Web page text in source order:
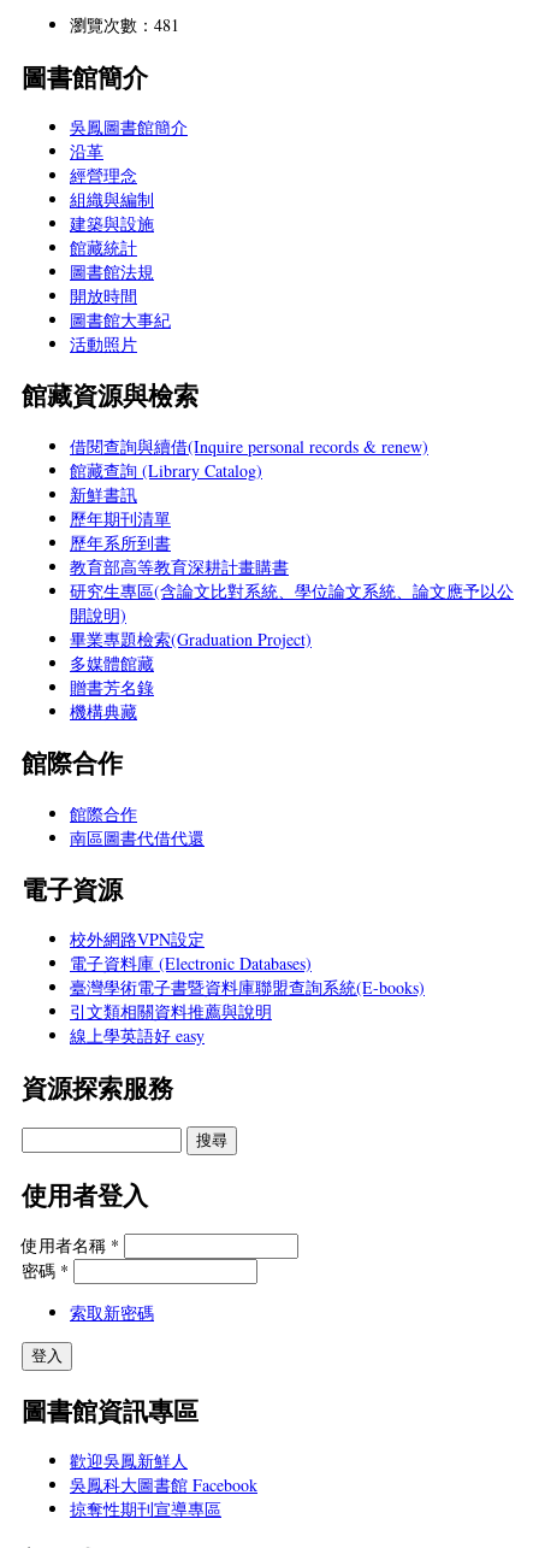
瀏覽次數：481
圖書館簡介
吳鳳圖書館簡介
沿革
經營理念
組織與編制
建築與設施
館藏統計
圖書館法規
開放時間
圖書館大事紀
活動照片
館藏資源與檢索
借閱查詢與續借(Inquire personal records & renew)
館藏查詢 (Library Catalog)
新鮮書訊
歷年期刊清單
歷年系所到書
教育部高等教育深耕計畫購書
研究生專區(含論文比對系統、學位論文系統、論文應予以公
開說明)
畢業專題檢索(Graduation Project)
多媒體館藏
贈書芳名錄
機構典藏
館際合作
館際合作
南區圖書代借代還
電子資源
校外網路VPN設定
電子資料庫 (Electronic Databases)
臺灣學術電子書暨資料庫聯盟查詢系統(E-books)
引文類相關資料推薦與說明
線上學英語好 easy
資源探索服務
使用者登入
使用者名稱 *
密碼 *
索取新密碼
圖書館資訊專區
歡迎吳鳳新鮮人
吳鳳科大圖書館 Facebook
掠奪性期刊宣導專區